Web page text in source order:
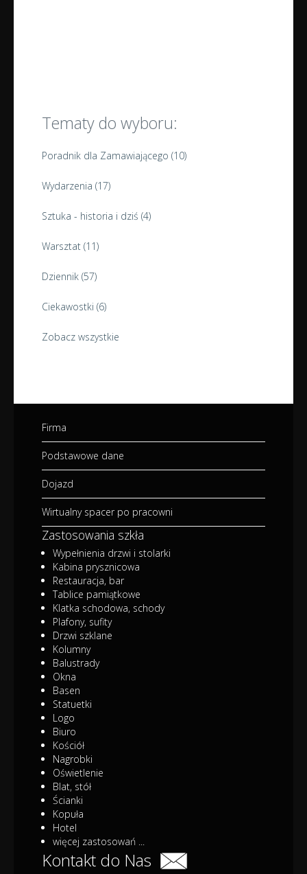
Tematy do wyboru:
Poradnik dla Zamawiającego (10)
Wydarzenia (17)
Sztuka - historia i dziś (4)
Warsztat(11)
Dziennik(57)
Ciekawostki (6)
Zobacz wszystkie
Firma
Podstawowe dane
Dojazd
Wirtualny spacer po pracowni
Zastosowania szkła
Wypełnienia drzwi i stolarki
Kabina prysznicowa
Restauracja, bar
Tablice pamiątkowe
Klatka schodowa, schody
Plafony, sufity
Drzwi szklane
Kolumny
Balustrady
Okna
Basen
Statuetki
Logo
Biuro
Kościół
Nagrobki
Oświetlenie
Blat, stół
Ścianki
Kopuła
Hotel
więcej zastosowań ...
Kontakt do Nas